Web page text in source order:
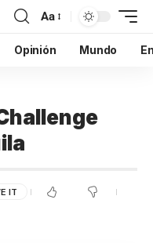
Aa
Opinión Mundo